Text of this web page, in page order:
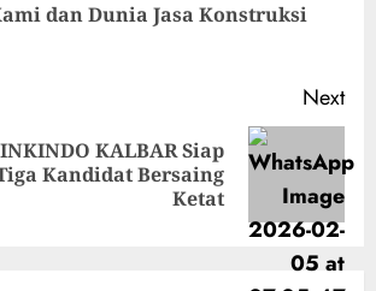
dan Dunia Jasa Konstruksi
Next
KALBAR Siap
Kandidat Bersaing
Ketat